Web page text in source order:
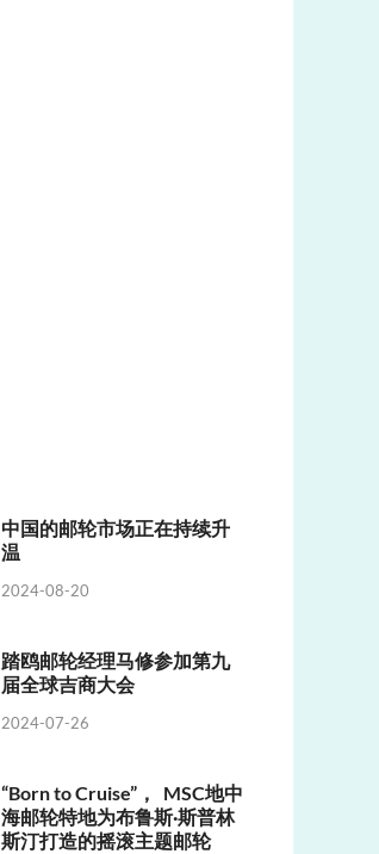
中国的邮轮市场正在持续升
温
2024-08-20
踏鸥邮轮经理马修参加第九
届全球吉商大会
2024-07-26
“Born to Cruise”， MSC地中
海邮轮特地为布鲁斯·斯普林
斯汀打造的摇滚主题邮轮